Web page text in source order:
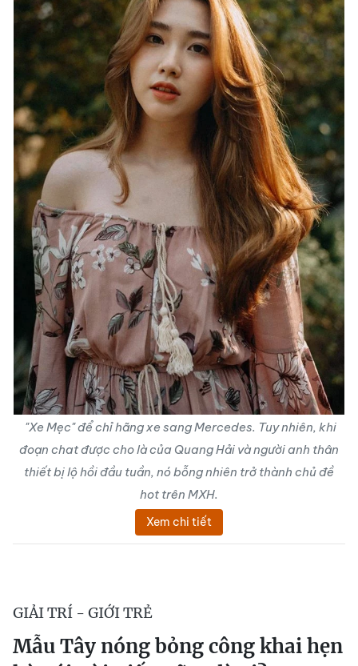
"Xe Mẹc" để chỉ hãng xe sang Mercedes. Tuy nhiên, khi
đoạn chat được cho là của Quang Hải và người anh thân
thiết bị lộ hồi đầu tuần, nó bỗng nhiên trở thành chủ đề
hot trên MXH.
Xem chi tiết
GIẢI TRÍ - GIỚI TRẺ
Mẫu Tây nóng bỏng công khai hẹn